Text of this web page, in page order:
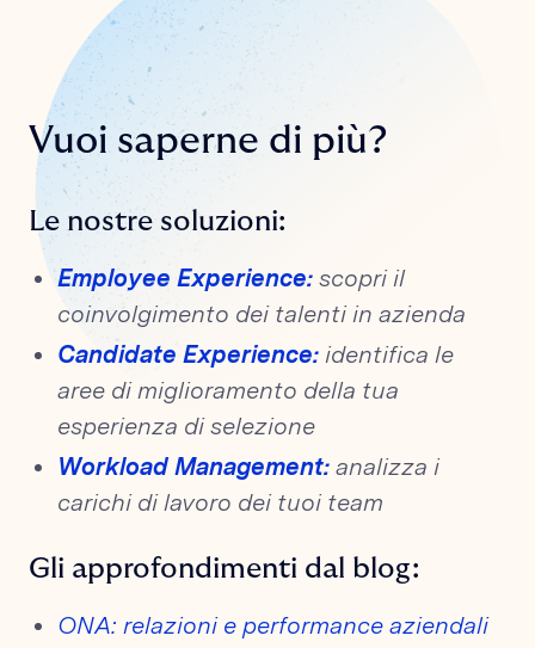
Vuoi saperne di più?
Le nostre soluzioni:
Employee Experience: scopri il
coinvolgimento dei talenti in azienda
Candidate Experience: identifica le
aree di miglioramento della tua
esperienza di selezione
Workload Management: analizza i
carichi di lavoro dei tuoi team
Gli approfondimenti dal blog:
ONA: relazioni e performance aziendali